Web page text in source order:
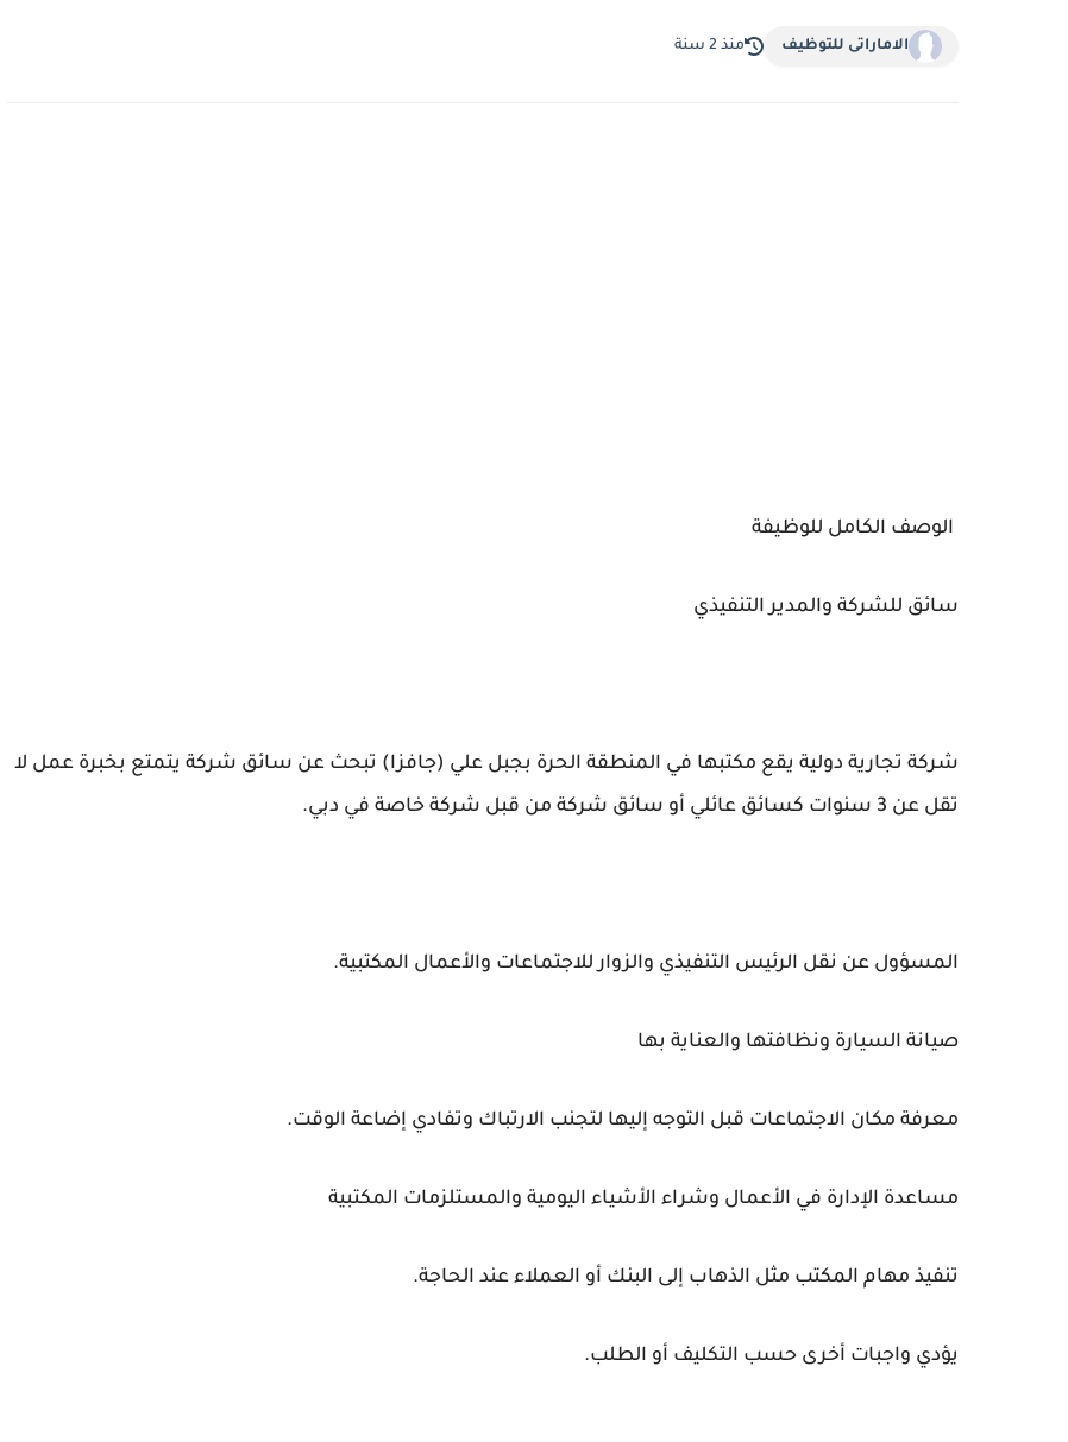
الاماراتى للتوظيف منذ 2 سنة
الوصف الكامل للوظيفة
سائق للشركة والمدير التنفيذي
شركة تجارية دولية يقع مكتبها في المنطقة الحرة بجبل علي (جافزا) تبحث عن سائق شركة يتمتع بخبرة عمل لا
تقل عن 3 سنوات كسائق عائلي أو سائق شركة من قبل شركة خاصة في دبي.
المسؤول عن نقل الرئيس التنفيذي والزوار للاجتماعات والأعمال المكتبية.
صيانة السيارة ونظافتها والعناية بها
معرفة مكان الاجتماعات قبل التوجه إليها لتجنب الارتباك وتفادي إضاعة الوقت.
مساعدة الإدارة في الأعمال وشراء الأشياء اليومية والمستلزمات المكتبية
تنفيذ مهام المكتب مثل الذهاب إلى البنك أو العملاء عند الحاجة.
يؤدي واجبات أخرى حسب التكليف أو الطلب.